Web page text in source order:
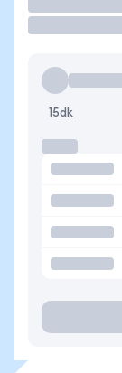
15dk